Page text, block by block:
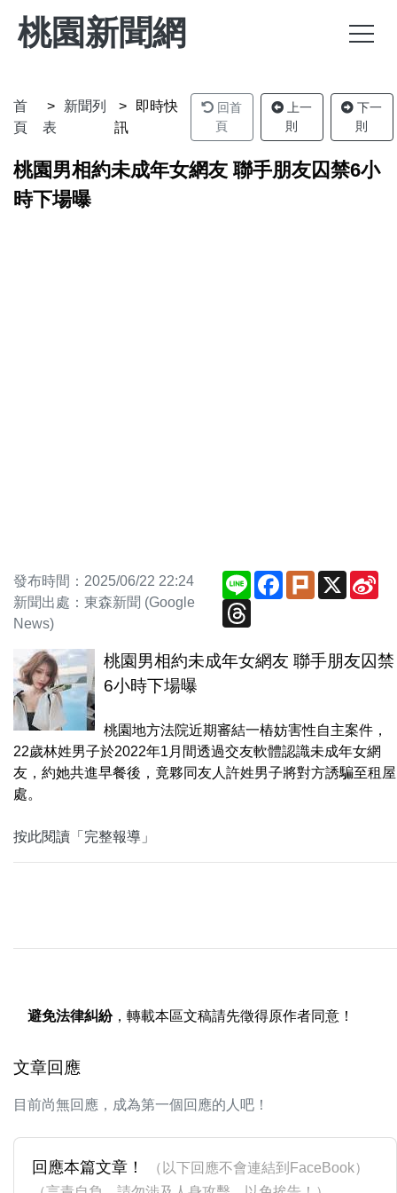
桃園新聞網
首
頁
新聞列
表
即時快
訊
回首
頁
上一
則
下一
則
桃園男相約未成年女網友 聯手朋友囚禁6小
時下場曝
發布時間：2025/06/22 22:24
新聞出處：東森新聞 (Google
News)
Line Facebook
Plurk X
桃園男相約未成年女網友 聯手朋友囚禁
6小時下場曝
桃園地方法院近期審結一樁妨害性自主案件，
22歲林姓男子於2022年1月間透過交友軟體認識未成年女網
友，約她共進早餐後，竟夥同友人許姓男子將對方誘騙至租屋
處。
按此閱讀「完整報導」
避免法律糾紛，轉載本區文稿請先徵得原作者同意！
文章回應
目前尚無回應，成為第一個回應的人吧！
回應本篇文章！
（以下回應不會連結到FaceBook）